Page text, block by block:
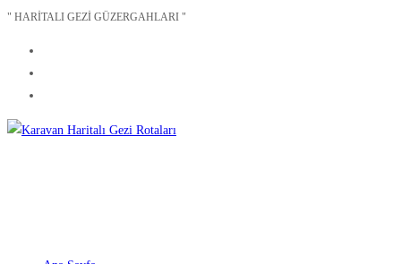
" HARİTALI GEZİ GÜZERGAHLARI "